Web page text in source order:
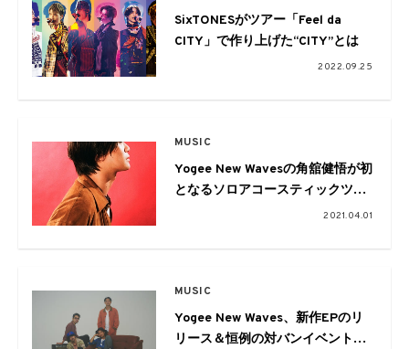
SixTONESがツアー「Feel da
CITY」で作り上げた“CITY”とは
2022.09.25
MUSIC
Yogee New Wavesの角舘健悟が初
となるソロアコースティックツア
2021.04.01
MUSIC
Yogee New Waves、新作EPのリ
リース＆恒例の対バンイベントが